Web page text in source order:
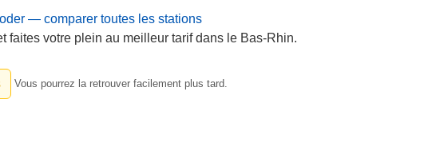
— comparer toutes les stations
faites votre plein au meilleur tarif dans le Bas-Rhin.
Vous pourrez la retrouver facilement plus tard.